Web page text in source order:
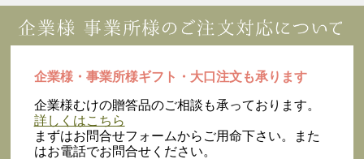
企業様・事業所様ギフト・大口注文も承ります
企業様むけの贈答品のご相談も承っております。
詳しくはこちら
まずはお問合せフォームからご用命下さい。また
はお電話でお問合せください。